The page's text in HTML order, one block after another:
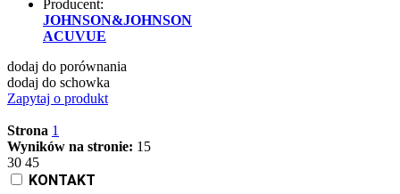
Producent:
JOHNSON&JOHNSON
ACUVUE
dodaj do porównania
dodaj do schowka
Zapytaj o produkt
Strona 1
Wyników na stronie: 15
30 45
KONTAKT